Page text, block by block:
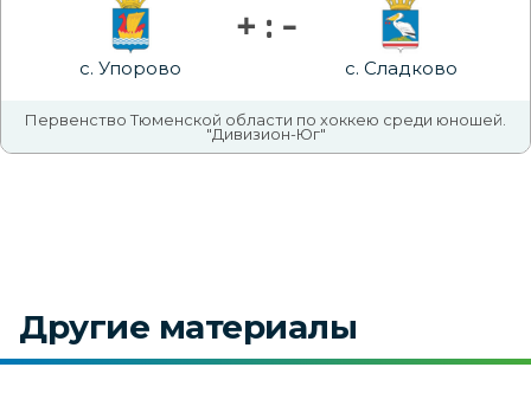
с. Упорово
+ : -
с. Сладково
Первенство Тюменской области по хоккею среди юношей.
"Дивизион-Юг"
Другие материалы